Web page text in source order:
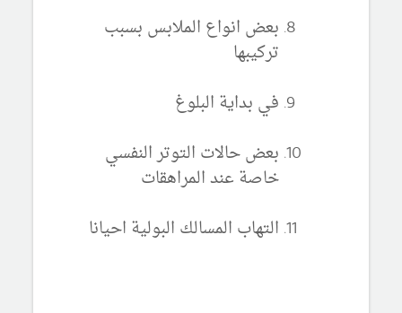
بعض انواع الملابس بسبب
تركيبها
في بداية البلوغ
بعض حالات التوتر النفسي
خاصة عند المراهقات
التهاب المسالك البولية احيانا